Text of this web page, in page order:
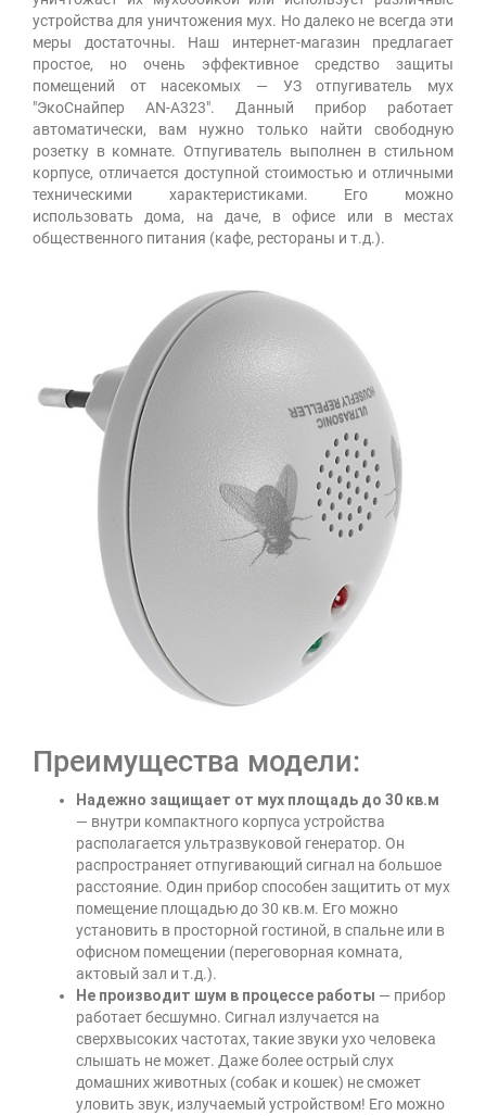
устройства для уничтожения мух. Но далеко не всегда эти
меры достаточны. Наш интернет-магазин предлагает
простое, но очень эффективное средство защиты
помещений от насекомых — УЗ отпугиватель мух
"ЭкоСнайпер AN-A323". Данный прибор работает
автоматически, вам нужно только найти свободную
розетку в комнате. Отпугиватель выполнен в стильном
корпусе, отличается доступной стоимостью и отличными
техническими характеристиками. Его можно
использовать дома, на даче, в офисе или в местах
общественного питания (кафе, рестораны и т.д.).
Преимущества модели:
Надежно защищает от мух площадь до 30 кв.м
— внутри компактного корпуса устройства
располагается ультразвуковой генератор. Он
распространяет отпугивающий сигнал на большое
расстояние. Один прибор способен защитить от мух
помещение площадью до 30 кв.м. Его можно
установить в просторной гостиной, в спальне или в
офисном помещении (переговорная комната,
актовый зал и т.д.).
Не производит шум в процессе работы — прибор
работает бесшумно. Сигнал излучается на
сверхвысоких частотах, такие звуки ухо человека
слышать не может. Даже более острый слух
домашних животных (собак и кошек) не сможет
уловить звук, излучаемый устройством! Его можно